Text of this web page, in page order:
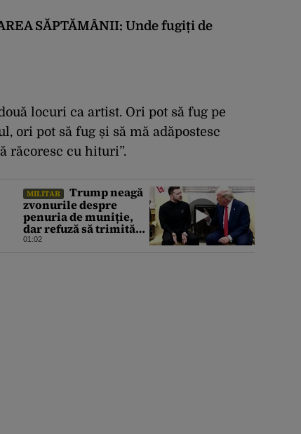
SĂPTĂMÂNII: Unde fugiți de
locuri ca artist. Ori pot să fug pe
ori pot să fug și să mă adăpostesc
răcoresc cu hituri”.
MILITAR
Trump neagă
zvonurile despre
penuria de muniție,
dar refuză să trimită
rachete Ucrainei:
01:02